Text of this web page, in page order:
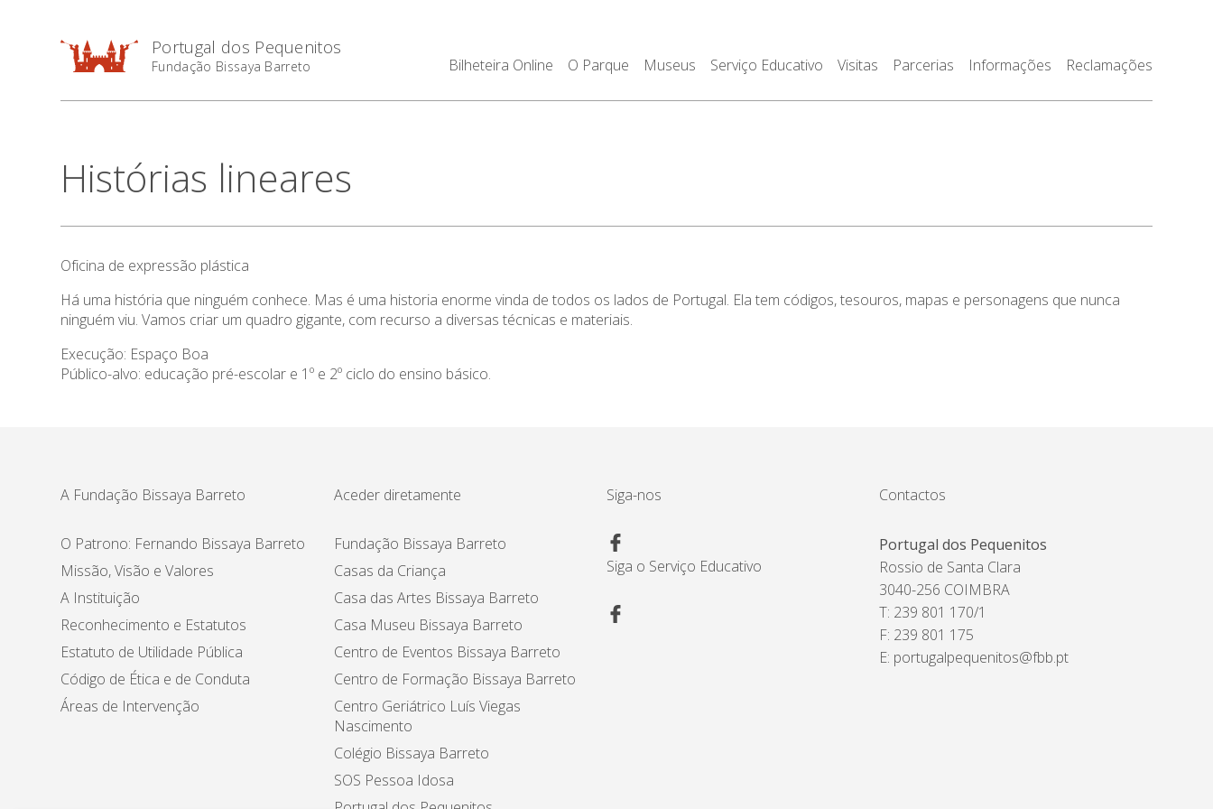
Portugal dos Pequenitos
Fundação Bissaya Barreto Bilheteira Online O Parque Museus Serviço Educativo Visitas Parcerias Informações Reclamações
Histórias lineares
Oficina de expressão plástica
Há uma história que ninguém conhece. Mas é uma historia enorme vinda de todos os lados de Portugal. Ela tem códigos, tesouros, mapas e personagens que nunca
ninguém viu. Vamos criar um quadro gigante, com recurso a diversas técnicas e materiais.
Execução: Espaço Boa
Público-alvo: educação pré-escolar e 1º e 2º ciclo do ensino básico.
A Fundação Bissaya Barreto
O Patrono: Fernando Bissaya Barreto
Missão, Visão e Valores
A Instituição
Reconhecimento e Estatutos
Estatuto de Utilidade Pública
Código de Ética e de Conduta
Áreas de Intervenção
Aceder diretamente
Fundação Bissaya Barreto
Casas da Criança
Casa das Artes Bissaya Barreto
Casa Museu Bissaya Barreto
Centro de Eventos Bissaya Barreto
Centro de Formação Bissaya Barreto
Centro Geriátrico Luís Viegas
Nascimento
Colégio Bissaya Barreto
SOS Pessoa Idosa
Siga-nos
Siga o Serviço Educativo
Contactos
Portugal dos Pequenitos
Rossio de Santa Clara
3040-256 COIMBRA
T: 239 801 170/1
F: 239 801 175
E: portugalpequenitos@fbb.pt